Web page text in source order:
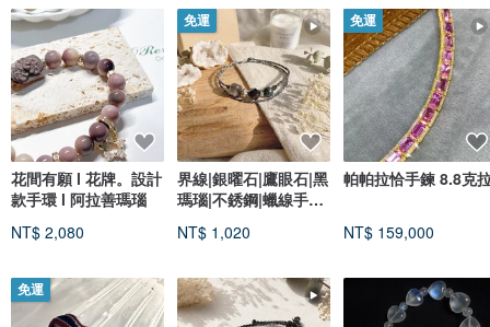
花間有願 l 花牌。設計
款手環 l 阿拉善瑪瑙
NT$ 2,080
免運
免運
界線|銀曜石|鷹眼石|黑
瑪瑙|不銹鋼|蠟線手鍊
NT$ 1,020
免運
帕帕拉恰手鍊 8.8克
NT$ 159,000